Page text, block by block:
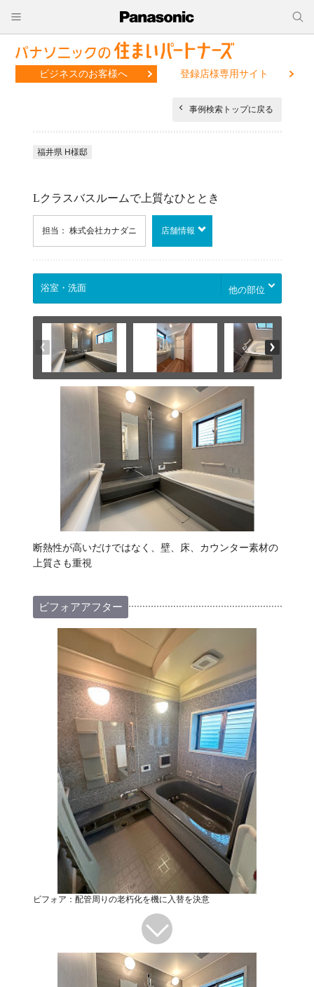
ビジネスのお客様へ 登録店様専用サイト
事例検索トップに戻る
福井県 H様邸
Lクラスバスルームで上質なひととき
担当： 株式会社カナダニ 店舗情報
他の部位
断熱性が高いだけではなく、壁、床、カウンター素材の
上質さも重視
ビフォアアフター
ビフォア：配管周りの老朽化を機に入替を決意